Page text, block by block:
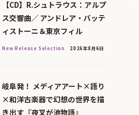
【CD】R.シュトラウス：アルプ
ス交響曲／ アンドレア・バッテ
ィストーニ＆東京フィル
New Release Selection 2026年8月6日
岐阜発！ メディアアート×語り
×和洋古楽器で幻想の世界を描
き出す『夜叉が池物語』